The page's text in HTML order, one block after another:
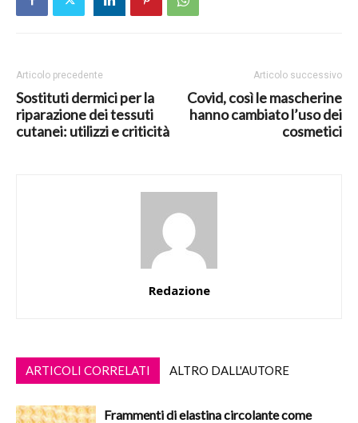
Articolo precedente
Sostituti dermici per la
riparazione dei tessuti
cutanei: utilizzi e criticità
Articolo successivo
Covid, così le mascherine
hanno cambiato l’uso dei
cosmetici
Redazione
ARTICOLI CORRELATI ALTRO DALL'AUTORE
Frammenti di elastina circolante come